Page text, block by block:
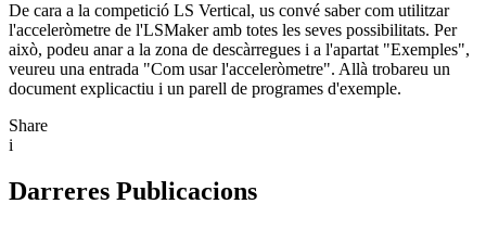
De cara a la competició LS Vertical, us convé saber com utilitzar
l'acceleròmetre de l'LSMaker amb totes les seves possibilitats. Per
això, podeu anar a la zona de descàrregues i a l'apartat "Exemples",
veureu una entrada "Com usar l'acceleròmetre". Allà trobareu un
document explicactiu i un parell de programes d'exemple.
Share
i
Darreres Publicacions